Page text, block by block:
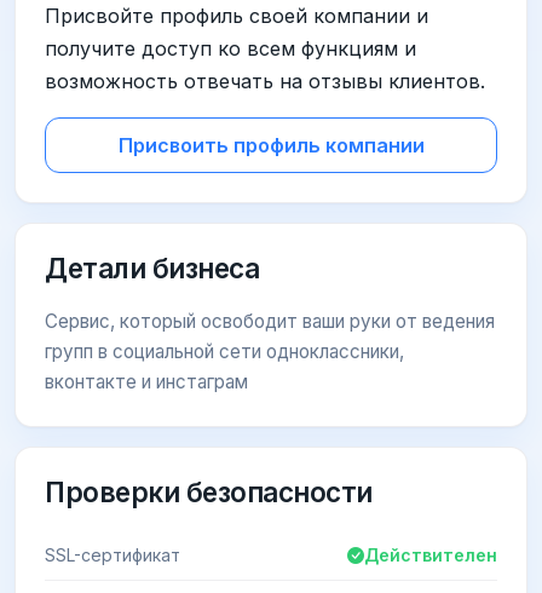
Присвойте профиль своей компании и
получите доступ ко всем функциям и
возможность отвечать на отзывы клиентов.
Присвоить профиль компании
Детали бизнеса
Сервис, который освободит ваши руки от ведения
групп в социальной сети одноклассники,
вконтакте и инстаграм
Проверки безопасности
SSL-сертификат Действителен